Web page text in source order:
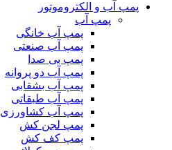
پمپ آب و الکتروموتور
پمپ آب
پمپ آب خانگی
پمپ آب صنعتی
پمپ بی صدا
پمپ آب دو پروانه
پمپ آب بشقابی
پمپ آب طبقاتی
پمپ آب کشاورزی
پمپ لجن کش
پمپ کف کش